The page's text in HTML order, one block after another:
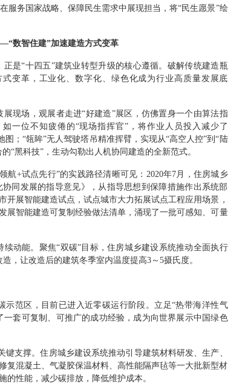
服务国家战略、保障民生需求中展现担当，将“民生愿景”绘
数智住建”加速建造方式变革
正是“十四五”建筑业转型升级的核心遵循。破解传统建造瓶
变革，工业化、数字化、绿色化成为行业高质量发展底
展现场，观展者走进“好建造”展区，仿佛置身一个由算法指
一位不知疲倦的“现场指挥官” ，将作业人员投入减少了
图； “瓴眸”无人驾驶塔吊精准挥臂，实现从“高空人控”到“ 陆
的“黑科技”，生动勾勒出人机协同建造的全新范式。
航+试点先行”的实践路径清晰可见： 2020年7月，住房城乡
同发展的指导意见》，从指导思想到保障措施作出系统部
开展智能建造试点，试点城市大力拓展试点工程应用场景，
展智能建造可复制经验做法清单，涌现了一批可感知、可量
续动能。聚焦“双碳” 目标，住房城乡建设系统推动全面执行
，让改造后的建筑冬季室内温度提高3～ 5摄氏度。
示范区，目前已进入近零碳运行阶段。立足“热带海洋性气
一套可复制、可推广的成功经验，成为向世界展示中国绿色
键支撑。住房城乡建设系统推动引导建筑材料研发、生产、
复混凝土、气凝胶保温材料、高性能隔声毡等一大批新型材
性能，减少碳排放，降低维护成本。